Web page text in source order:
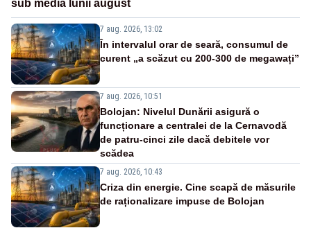
sub media lunii august
7 aug. 2026, 13:02
În intervalul orar de seară, consumul de
curent „a scăzut cu 200-300 de megawați”
7 aug. 2026, 10:51
Bolojan: Nivelul Dunării asigură o
funcționare a centralei de la Cernavodă
de patru-cinci zile dacă debitele vor
scădea
7 aug. 2026, 10:43
Criza din energie. Cine scapă de măsurile
de raționalizare impuse de Bolojan